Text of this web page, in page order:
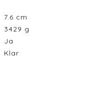
7.6 cm
3429 g
Ja
Klar